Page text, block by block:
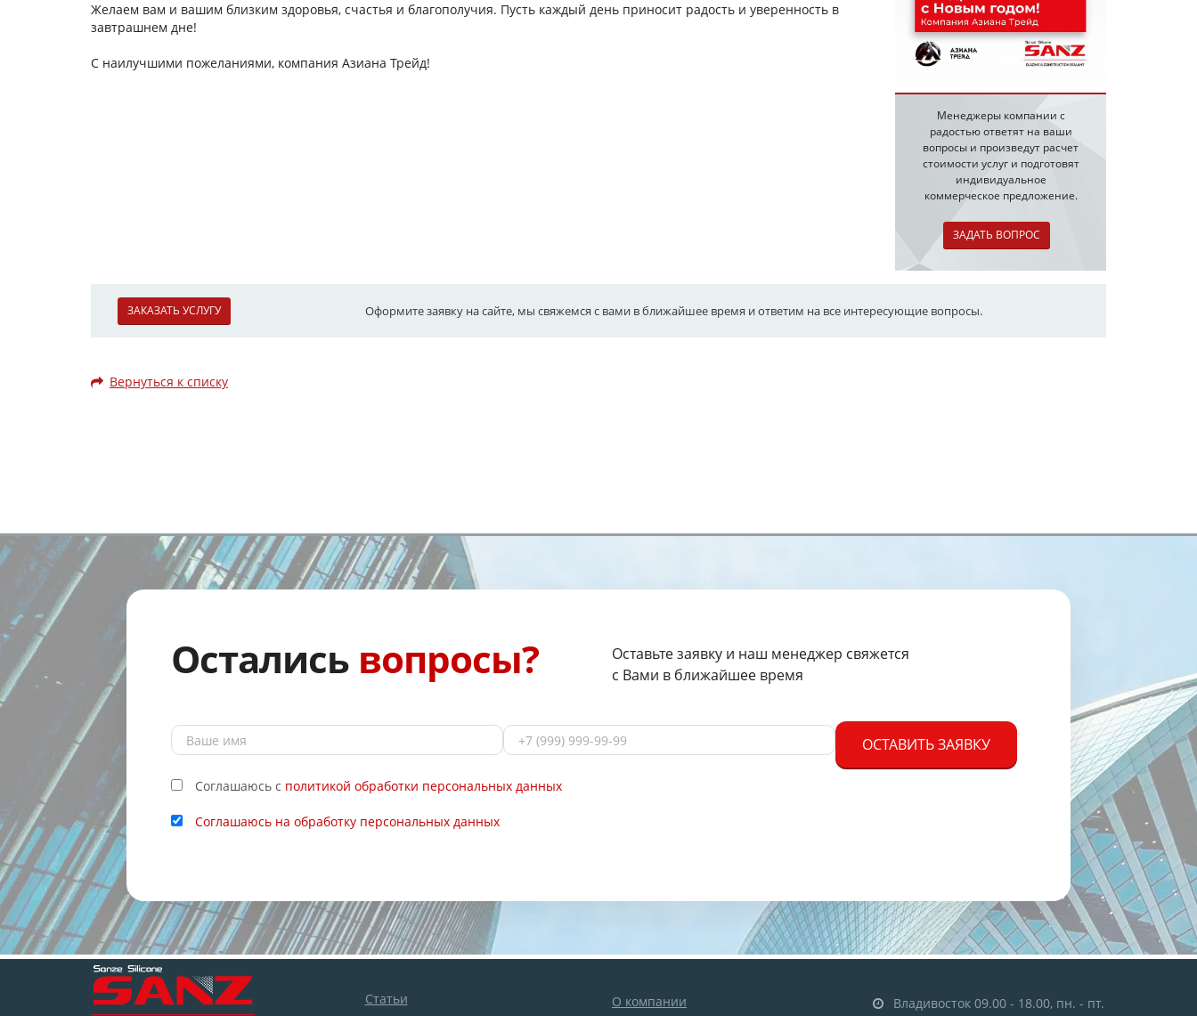
Менеджеры компании с
радостью ответят на ваши
вопросы и произведут расчет
стоимости услуг и подготовят
индивидуальное
коммерческое предложение.
ЗАДАТЬ ВОПРОС
Желаем вам и вашим близким здоровья, счастья и благополучия. Пусть каждый день приносит радость и уверенность в
завтрашнем дне!
С наилучшими пожеланиями, компания Азиана Трейд!
ЗАКАЗАТЬ УСЛУГУ Оформите заявку на сайте, мы свяжемся с вами в ближайшее время и ответим на все интересующие вопросы.
Вернуться к списку
Остались вопросы?
Оставьте заявку и наш менеджер свяжется
с Вами в ближайшее время
ОСТАВИТЬ ЗАЯВКУ
Соглашаюсь с политикой обработки персональных данных
Соглашаюсь на обработку персональных данных
Статьи О компании Владивосток 09.00 - 18.00, пн. - пт.